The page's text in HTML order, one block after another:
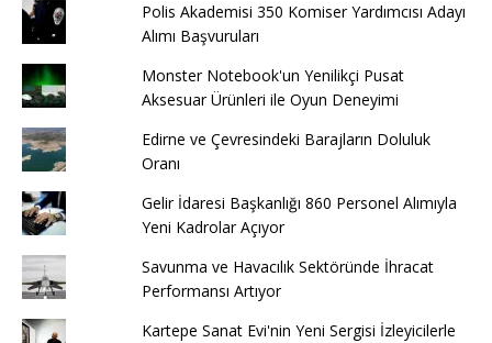
Polis Akademisi 350 Komiser Yardımcısı Adayı
Alımı Başvuruları
Monster Notebook'un Yenilikçi Pusat
Aksesuar Ürünleri ile Oyun Deneyimi
Edirne ve Çevresindeki Barajların Doluluk
Oranı
Gelir İdaresi Başkanlığı 860 Personel Alımıyla
Yeni Kadrolar Açıyor
Savunma ve Havacılık Sektöründe İhracat
Performansı Artıyor
Kartepe Sanat Evi'nin Yeni Sergisi İzleyicilerle